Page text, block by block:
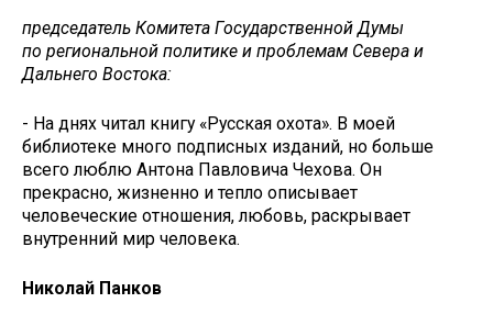
председатель Комитета Государственной Думы
по региональной политике и проблемам Севера и
Дальнего Востока:
- На днях читал книгу «Русская охота». В моей
библиотеке много подписных изданий, но больше
всего люблю Антона Павловича Чехова. Он
прекрасно, жизненно и тепло описывает
человеческие отношения, любовь, раскрывает
внутренний мир человека.
Николай Панков